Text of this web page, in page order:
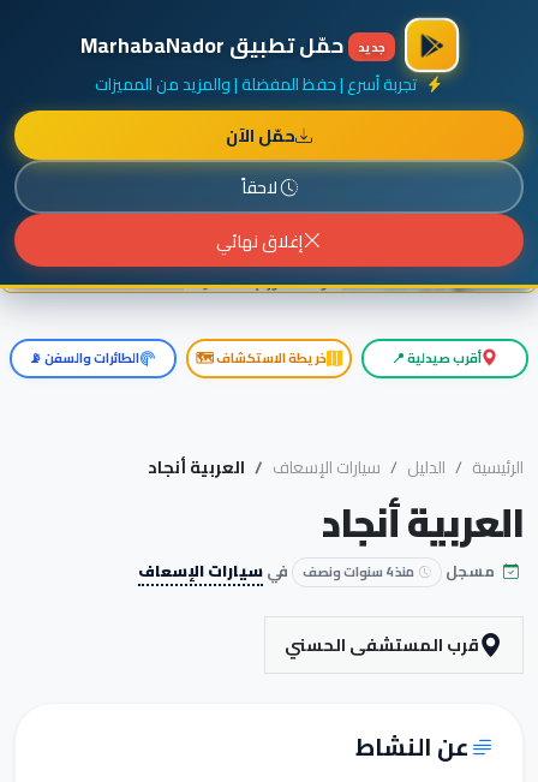
أضف نشاطك مجاناً
جديد حمّل تطبيق MarhabaNador
تجربة أسرع | حفظ المفضلة | والمزيد من المميزات
حمّل الآن
لاحقاً
إغلاق نهائي
إعلان ممول المزيد حول هذا الإعلان
أقرب صيدلية 📍 خريطة الاستكشاف 🗺️ الطائرات والسفن 📡
الرئيسية الدليل سيارات الإسعاف العربية أنجاد
العربية أنجاد
مسجل منذ 4 سنوات ونصف فيسيارات الإسعاف
قرب المستشفى الحسني
عن النشاط